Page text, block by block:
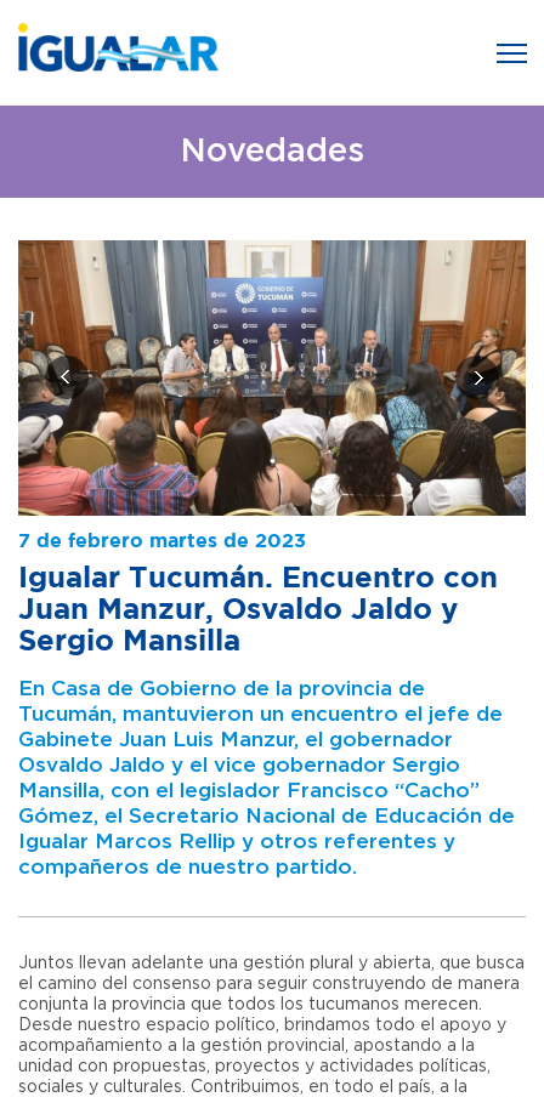
Novedades
7 de febrero martes de 2023
Igualar Tucumán. Encuentro con
Juan Manzur, Osvaldo Jaldo y
Sergio Mansilla
En Casa de Gobierno de la provincia de
Tucumán, mantuvieron un encuentro el jefe de
Gabinete Juan Luis Manzur, el gobernador
Osvaldo Jaldo y el vice gobernador Sergio
Mansilla, con el legislador Francisco “Cacho”
Gómez, el Secretario Nacional de Educación de
Igualar Marcos Rellip y otros referentes y
compañeros de nuestro partido.
Juntos llevan adelante una gestión plural y abierta, que busca
el camino del consenso para seguir construyendo de manera
conjunta la provincia que todos los tucumanos merecen.
Desde nuestro espacio político, brindamos todo el apoyo y
acompañamiento a la gestión provincial, apostando a la
unidad con propuestas, proyectos y actividades políticas,
sociales y culturales. Contribuimos, en todo el país, a la